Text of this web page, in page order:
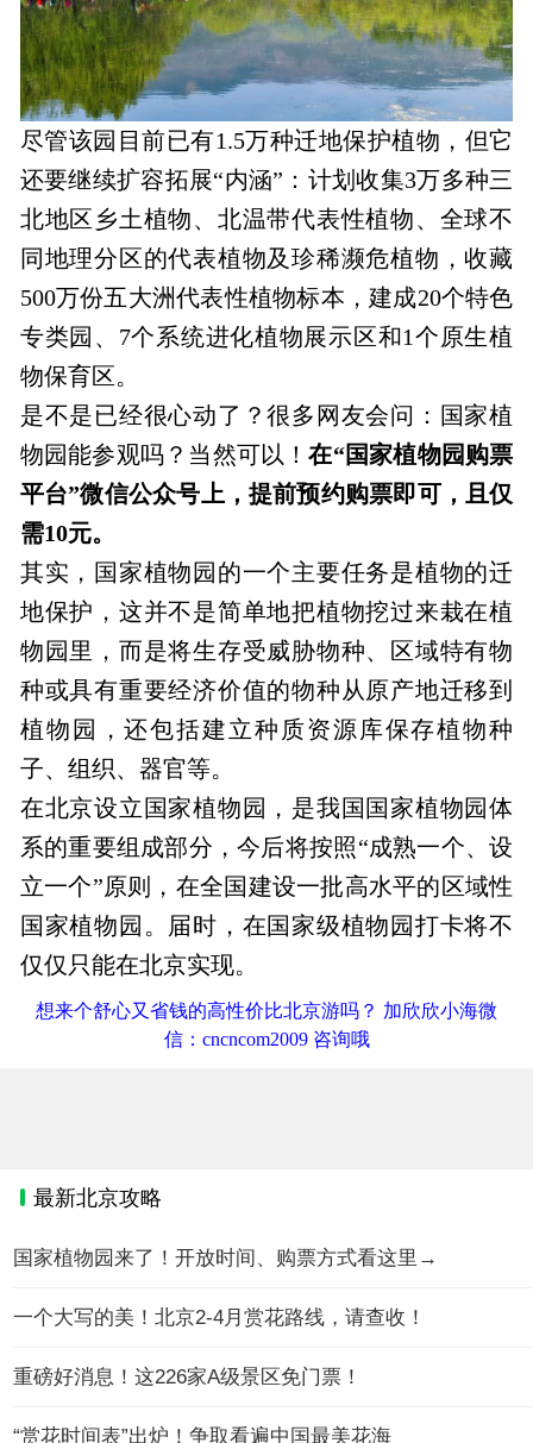
尽管该园目前已有1.5万种迁地保护植物，但它
还要继续扩容拓展“内涵”：计划收集3万多种三
北地区乡土植物、北温带代表性植物、全球不
同地理分区的代表植物及珍稀濒危植物，收藏
500万份五大洲代表性植物标本，建成20个特色
专类园、7个系统进化植物展示区和1个原生植
物保育区。
是不是已经很心动了？很多网友会问：国家植
物园能参观吗？ 当然可以！在“国家植物园购票
平台”微信公众号上，提前预约购票即可，且仅
需10元。
其实，国家植物园的一个主要任务是植物的迁
地保护，这并不是简单地把植物挖过来栽在植
物园里，而是将生存受威胁物种、区域特有物
种或具有重要经济价值的物种从原产地迁移到
植物园，还包括建立种质资源库保存植物种
子、组织、器官等。
在北京设立国家植物园，是我国国家植物园体
系的重要组成部分，今后将按照“成熟一个、设
立一个”原则，在全国建设一批高水平的区域性
国家植物园。届时，在国家级植物园打卡将不
仅仅只能在北京实现。
想来个舒心又省钱的高性价比北京游吗？ 加欣欣小海微
信：cncncom2009 咨询哦
最新北京攻略
国家植物园来了！开放时间、购票方式看这里→
一个大写的美！北京2-4月赏花路线，请查收！
重磅好消息！这226家A级景区免门票！
“赏花时间表”出炉！争取看遍中国最美花海